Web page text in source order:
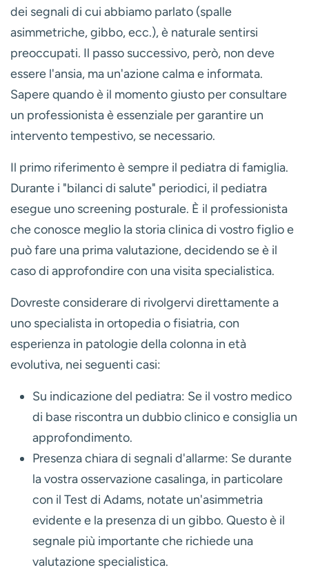
dei segnali di cui abbiamo parlato (spalle
asimmetriche, gibbo, ecc.), è naturale sentirsi
preoccupati. Il passo successivo, però, non deve
essere l'ansia, ma un'azione calma e informata.
Sapere quando è il momento giusto per consultare
un professionista è essenziale per garantire un
intervento tempestivo, se necessario.
Il primo riferimento è sempre il pediatra di famiglia.
Durante i "bilanci di salute" periodici, il pediatra
esegue uno screening posturale. È il professionista
che conosce meglio la storia clinica di vostro figlio e
può fare una prima valutazione, decidendo se è il
caso di approfondire con una visita specialistica.
Dovreste considerare di rivolgervi direttamente a
uno specialista in ortopedia o fisiatria, con
esperienza in patologie della colonna in età
evolutiva, nei seguenti casi:
Su indicazione del pediatra: Se il vostro medico
di base riscontra un dubbio clinico e consiglia un
approfondimento.
Presenza chiara di segnali d'allarme: Se durante
la vostra osservazione casalinga, in particolare
con il Test di Adams, notate un'asimmetria
evidente e la presenza di un gibbo. Questo è il
segnale più importante che richiede una
valutazione specialistica.